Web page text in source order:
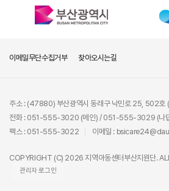
이메일무단수집거부 찾아오시는길
주소 : (47880) 부산광역시 동래구 낙민로 25, 502호 (
전화 : 051-555-3020 (메인) / 051-555-3029 (나답
팩스 : 051-555-3022
이메일 :
COPYRIGHT (C) 2026 지역아동센터부산지원단.
관리자 로그인